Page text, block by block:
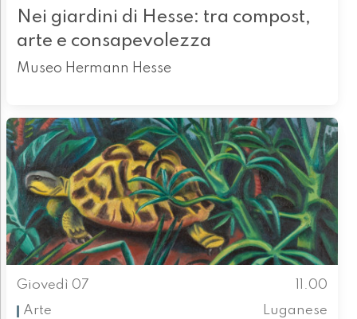
Nei giardini di Hesse: tra compost,
arte e consapevolezza
Museo Hermann Hesse
Giovedì 07
11.00
Arte
Luganese